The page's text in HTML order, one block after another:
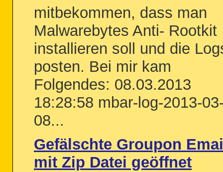
mitbekommen, dass man
Malwarebytes Anti- Rootkit
installieren soll und die
posten. Bei mir kam
Folgendes: 08.03.2013
18:28:58 mbar-log-2013-
08...
Gefälschte Groupon
mit Zip Datei geöffnet